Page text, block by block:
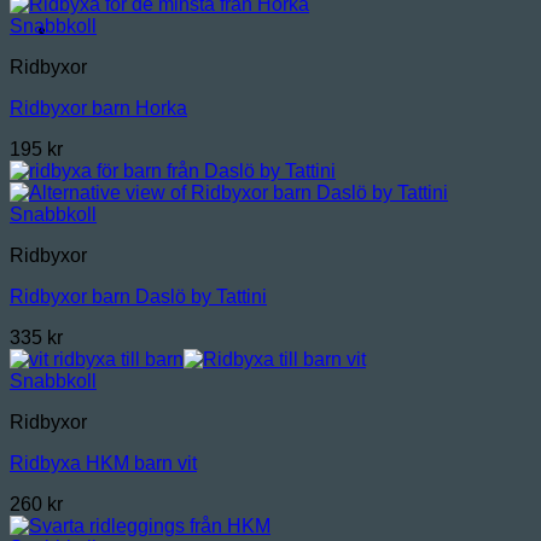
Snabbkoll
Ridbyxor
Ridbyxor barn Horka
195 kr
Snabbkoll
Ridbyxor
Ridbyxor barn Daslö by Tattini
335 kr
Snabbkoll
Ridbyxor
Ridbyxa HKM barn vit
260 kr